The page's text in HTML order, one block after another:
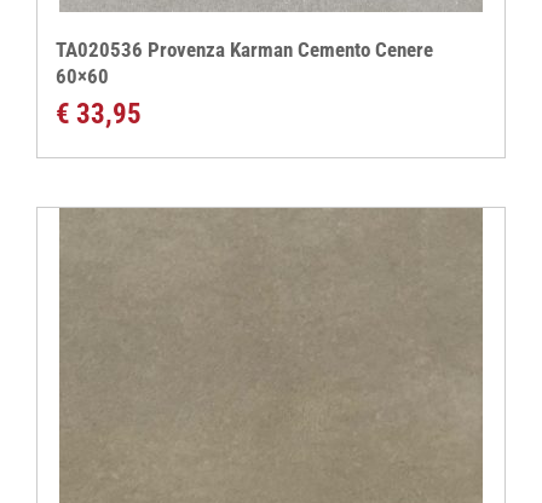
TA020536 Provenza Karman Cemento Cenere
60×60
€ 33,95